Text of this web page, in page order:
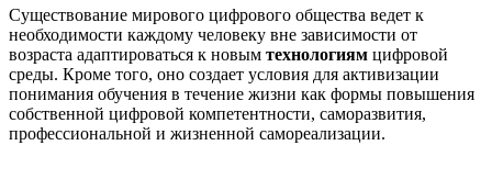
Существование мирового цифрового общества ведет к
необходимости каждому человеку вне зависимости от
возраста адаптироваться к новым технологиям цифровой
среды. Кроме того, оно создает условия для активизации
понимания обучения в течение жизни как формы повышения
собственной цифровой компетентности, саморазвития,
профессиональной и жизненной самореализации.